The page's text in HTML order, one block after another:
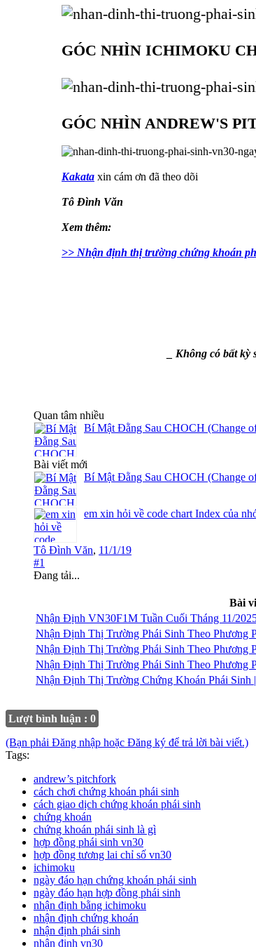
GÓC NHÌN ICHIMOKU
GÓC NHÌN ANDREW'S
Kakata xin cám ơn đã theo dõi
Tô Đình Văn
Xem thêm:
>> Nhận định thị trường chứng khoán
_ Không có bất
Quan tâm nhiều
Bí Mật Đằng Sau CHOCH (Change
Bài viết mới
Bí Mật Đằng Sau CHOCH (Change
em xin hỏi về code chart Index của
Tô Đình Văn, 11/1/19
#1
Đang tải...
Bài
Nhận Định VN30F1M Tuần Cuối Tháng 11/
Nhận Định Thị Trường Phái Sinh Theo Phương
Nhận Định Thị Trường Phái Sinh Theo Phương
Nhận Định Thị Trường Phái Sinh Theo Phương
Nhận Định Thị Trường Chứng Khoán Phái Sinh
Lượt bình luận : 0
(Bạn phải Đăng nhập hoặc Đăng ký để trả lời bài viết.)
Tags:
andrew’s pitchfork
cách chơi chứng khoán phái sinh
cách giao dịch chứng khoán phái sinh
chứng khoán
chứng khoán phái sinh là gì
hợp đồng phái sinh vn30
hợp đồng tương lai chỉ số vn30
ichimoku
ngày đáo hạn chứng khoán phái sinh
ngày đáo hạn hợp đồng phái sinh
nhận định bằng ichimoku
nhận định chứng khoán
nhận định phái sinh
nhận đinh vn30